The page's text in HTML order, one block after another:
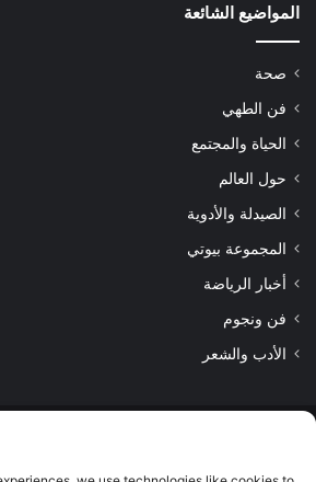
المواضيع الشائعة
صحة
فن الطهي
الحياة والمجتمع
حول العالم
الصيدلة والأدوية
المجموعة بيوتي
أخبار الرياضة
فن ونجوم
الأدب والشعر